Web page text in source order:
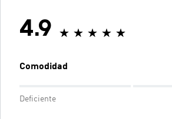
4.9
Comodidad
Deficiente